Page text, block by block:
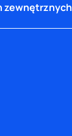
zewnętrznych